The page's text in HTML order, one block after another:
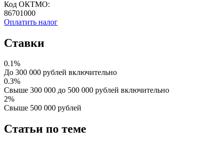
Код ОКТМО:
86701000
Оплатить налог
Ставки
0.1%
До 300 000 рублей включительно
0.3%
Свыше 300 000 до 500 000 рублей включительно
2%
Свыше 500 000 рублей
Статьи по теме